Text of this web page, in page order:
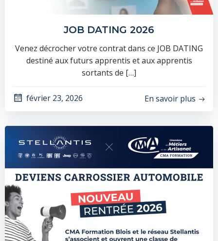
JOB DATING 2026
Venez décrocher votre contrat dans ce JOB DATING
destiné aux futurs apprentis et aux apprentis
sortants de […]
février 23, 2026 En savoir plus